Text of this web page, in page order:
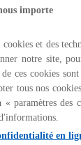
Enjeux
importe
cookies et des
notre site,
de ces cookies
tous nos
paramètres des
en